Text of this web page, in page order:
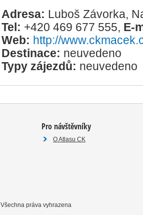
Adresa: Luboš Závorka,
Tel: +420 469 677 555, E-
Web: http://
Destinace: neuvedeno
Typy zájezdů: neuvedeno
Pro návštěvníky
O Atlasu CK
Všechna práva vyhrazena